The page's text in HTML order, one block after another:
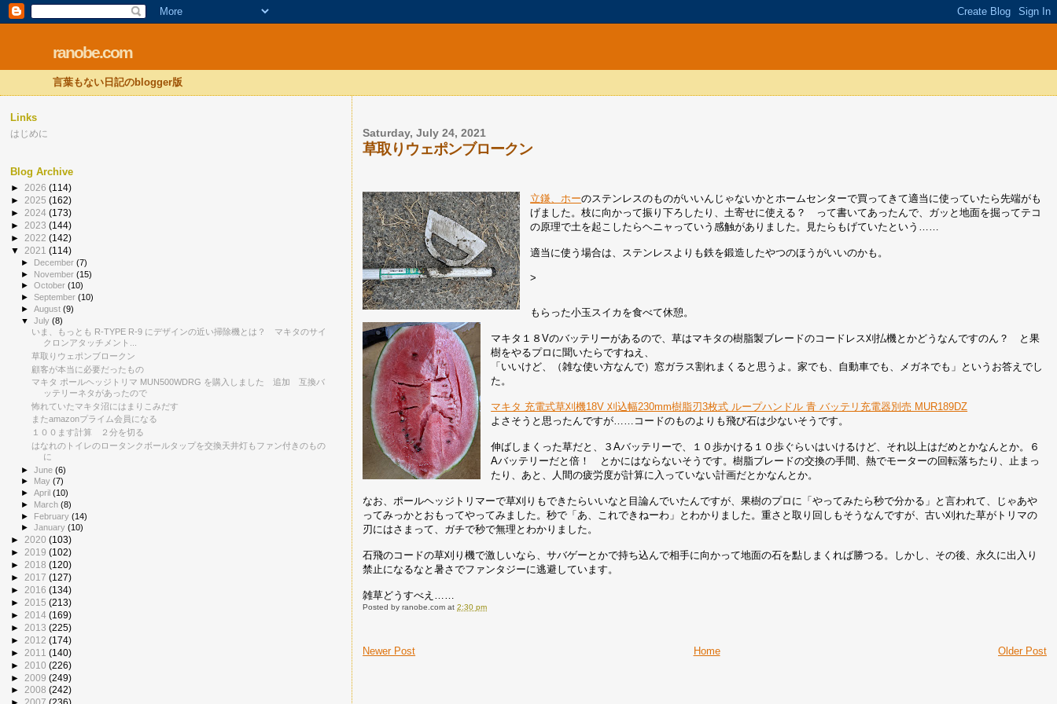
ranobe.com
言葉もない日記のblogger版
Saturday, July 24, 2021
草取りウェポンブロークン
立鎌、ホーのステンレスのものがいいんじゃないかとホームセンターで買ってきて適当に使っていたら先端がも
げました。枝に向かって振り下ろしたり、土寄せに使える？ って書いてあったんで、ガッと地面を掘ってテコ
の原理で土を起こしたらヘニャっていう感触がありました。見たらもげていたという……
適当に使う場合は、ステンレスよりも鉄を鍛造したやつのほうがいいのかも。
>
もらった小玉スイカを食べて休憩。
マキタ１８Vのバッテリーがあるので、草はマキタの樹脂製ブレードのコードレス刈払機とかどうなんですのん？ と果
樹をやるプロに聞いたらですねえ、
「いいけど、（雑な使い方なんで）窓ガラス割れまくると思うよ。家でも、自動車でも、メガネでも」というお答えでし
た。
マキタ 充電式草刈機18V 刈込幅230mm樹脂刃3枚式 ループハンドル 青 バッテリ充電器別売 MUR189DZ
よさそうと思ったんですが……コードのものよりも飛び石は少ないそうです。
伸ばしまくった草だと、３Aバッテリーで、１０歩かける１０歩ぐらいはいけるけど、それ以上はだめとかなんとか。６
Aバッテリーだと倍！ とかにはならないそうです。樹脂ブレードの交換の手間、熱でモーターの回転落ちたり、止まっ
たり、あと、人間の疲労度が計算に入っていない計画だとかなんとか。
なお、ポールヘッジトリマーで草刈りもできたらいいなと目論んでいたんですが、果樹のプロに「やってみたら秒で分かる」と言われて、じゃあや
ってみっかとおもってやってみました。秒で「あ、これできねーわ」とわかりました。重さと取り回しもそうなんですが、古い刈れた草がトリマの
刃にはさまって、ガチで秒で無理とわかりました。
石飛のコードの草刈り機で激しいなら、サバゲーとかで持ち込んで相手に向かって地面の石を點しまくれば勝つる。しかし、その後、永久に出入り
禁止になるなと暑さでファンタジーに逃避しています。
雑草どうすべえ……
Posted byranobe.com at2:30 pm
Newer Post Older Post
Home
Links
はじめに
Blog Archive
► 2026 (114)
► 2025 (162)
► 2024 (173)
► 2023 (144)
► 2022 (142)
▼ 2021 (114)
► December(7)
► November(15)
►October(10)
►September(10)
►August(9)
▼July(8)
いま、もっとも R-TYPE R-9 にデザインの近い掃除機とは？ マキタのサイ
クロンアタッチメント...
草取りウェポンブロークン
顧客が本当に必要だったもの
マキタ ポールヘッジトリマ MUN500WDRG を購入しました 追加 互換バ
ッテリーネタがあったので
怖れていたマキタ沼にはまりこみだす
またamazonプライム会員になる
１００ます計算 ２分を切る
はなれのトイレのロータンクボールタップを交換天井灯もファン付きのもの
に
►June(6)
►
May(7)
►April(10)
► March(8)
► February(14)
►January(10)
► 2020 (103)
► 2019 (102)
► 2018 (120)
► 2017 (127)
► 2016 (134)
► 2015 (213)
► 2014 (169)
► 2013 (225)
► 2012 (174)
► 2011 (140)
► 2010 (226)
► 2009 (249)
► 2008 (242)